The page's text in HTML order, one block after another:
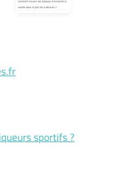
sportifs ?